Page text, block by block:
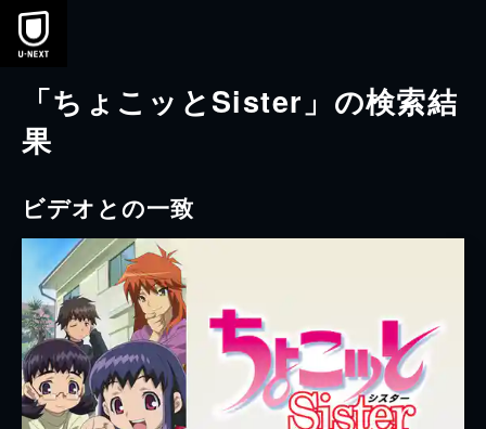
本文へスキップ
「ちょこッとSister」の検索結
果
ビデオとの一致